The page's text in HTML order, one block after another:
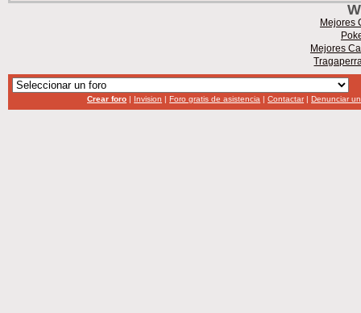
Mejores
Mejores
Crear foro Invision Foro gratis de asistencia |Contactar| Denunciar